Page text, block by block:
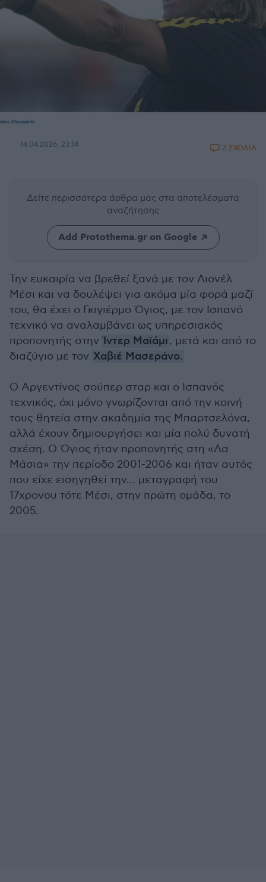
14.04.2026, 23:14 2 ΣΧΟΛΙΑ
Δείτε περισσότερα άρθρα μας στα αποτελέσματα
αναζήτησης
Add Protothema.gr on Google
Την ευκαιρία να βρεθεί ξανά με τον Λιονέλ
Μέσι και να δουλέψει για ακόμα μία φορά μαζί
του, θα έχει ο Γκιγιέρμο Όγιος, με τον Ισπανό
τεχνικό να αναλαμβάνει ως υπηρεσιακός
προπονητής στηνΊντερ Μαϊάμι, μετά και από το
διαζύγιο με τον Χαβιέ Μασεράνο.
Ο Αργεντίνος σούπερ σταρ και ο Ισπανός
τεχνικός, όχι μόνο γνωρίζονται από την κοινή
τους θητεία στην ακαδημία της Μπαρτσελόνα,
αλλά έχουν δημιουργήσει και μία πολύ δυνατή
σχέση. Ο Όγιος ήταν προπονητής στη «Λα
Μάσια» την περίοδο 2001-2006 και ήταν αυτός
που είχε εισηγηθεί την... μεταγραφή του
17χρονου τότε Μέσι, στην πρώτη ομάδα, το
2005.